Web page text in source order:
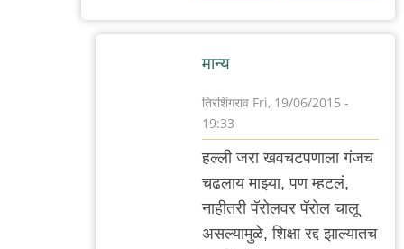
मान्य
तिरशिंगराव Fri, 19/06/2015 -
19:33
खवचटपणा
हल्ली जरा खवचटपणाला गंजच
चढलाय माझ्या, पण म्हटलं,
नाहीतरी पॅरोलवर पॅरोल चालू
असल्यामुळे, शिक्षा रद्द झाल्यातच